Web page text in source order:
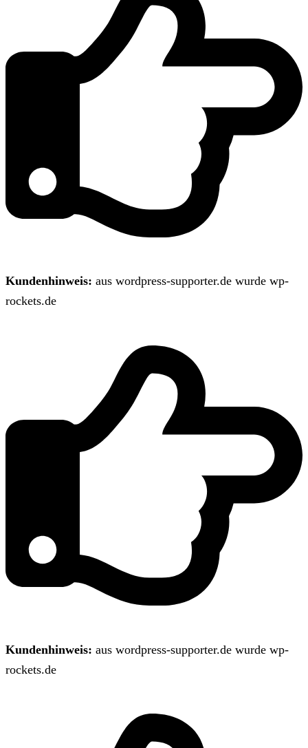
Kundenhinweis: aus wordpress-supporter.de wurde wp-
rockets.de
Kundenhinweis: aus wordpress-supporter.de wurde wp-
rockets.de